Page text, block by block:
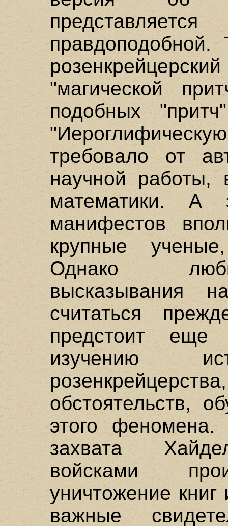
"магической
подобных
требовало от
научной работы,
математики. А
манифестов
крупные
Однако
высказывания
считаться
предстоит
изучению
обстоятельств,
этого
захвата
войсками
уничтожение
важные